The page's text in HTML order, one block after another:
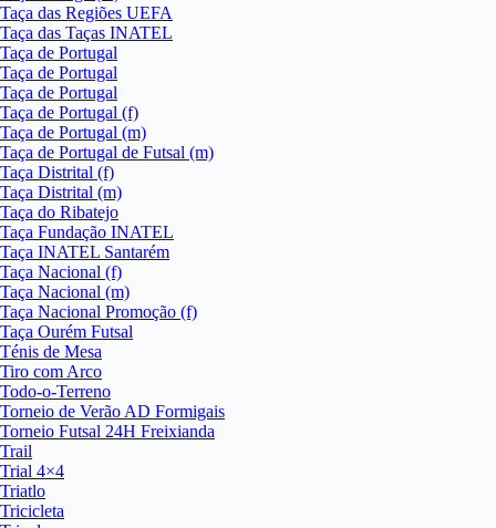
Taça das Regiões UEFA
Taça das Taças INATEL
Taça de Portugal
Taça de Portugal
Taça de Portugal
Taça de Portugal (f)
Taça de Portugal (m)
Taça de Portugal de Futsal (m)
Taça Distrital (f)
Taça Distrital (m)
Taça do Ribatejo
Taça Fundação INATEL
Taça INATEL Santarém
Taça Nacional (f)
Taça Nacional (m)
Taça Nacional Promoção (f)
Taça Ourém Futsal
Ténis de Mesa
Tiro com Arco
Todo-o-Terreno
Torneio de Verão AD Formigais
Torneio Futsal 24H Freixianda
Trail
Trial 4×4
Triatlo
Tricicleta